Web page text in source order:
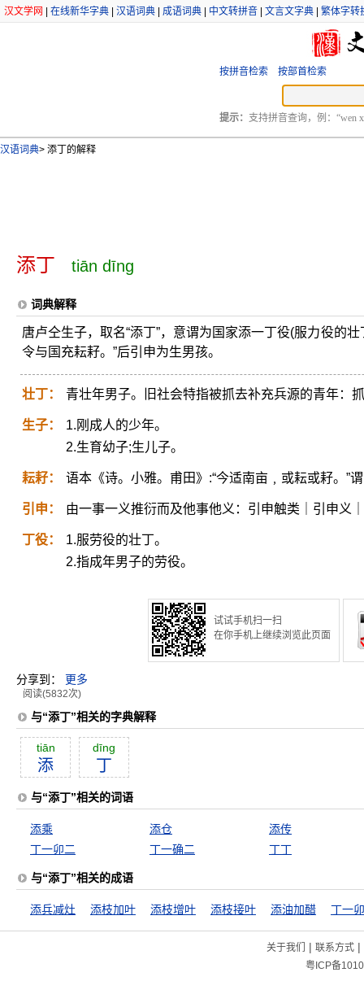
汉文学网 在线新华字典 汉语词典 成语词典 中文转拼音 文言文字典 繁体字转
按拼音检索 按部首检索
提示： 支持拼音查询，例：“wen
汉语词典> 添丁的解释
添丁 tiān dīng
词典解释
唐卢仝生子，取名“添丁”，意谓为国家添一丁役(服力役的
令与国充耘耔。”后引申为生男孩。
壮丁： 青壮年男子。旧社会特指被抓去补充兵源的青年：
生子：
1.刚成人的少年。
2.生育幼子;生儿子。
耘耔： 语本《诗。小雅。甫田》:“今适南亩﹐或耘或耔。”
引申： 由一事一义推衍而及他事他义：引申触类｜引申义
丁役：
1.服劳役的壮丁。
2.指成年男子的劳役。
试试手机扫一扫
在你手机上继续浏览此页面
分享到： 更多
阅读(5832次)
与“添丁”相关的字典解释
tiān
添
dīng
丁
与“添丁”相关的词语
添乘 添仓
添传
丁一卯二
丁一确二 丁丁
与“添丁”相关的成语
添兵减灶 添枝加叶 添枝增叶 添枝接叶 添油加醋 丁一
关于我们 | 联系方式|
粤ICP备